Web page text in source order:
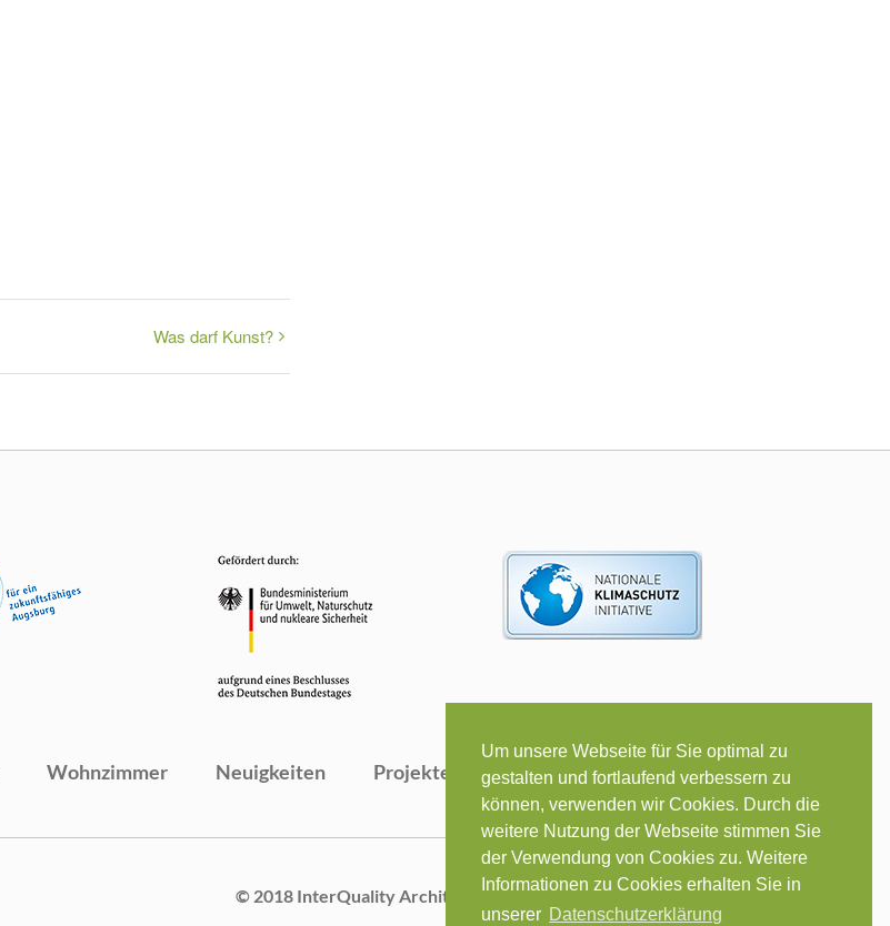
Um unsere Webseite für Sie optimal zu
gestalten und fortlaufend verbessern zu
können, verwenden wir Cookies. Durch die
weitere Nutzung der Webseite stimmen Sie
der Verwendung von Cookies zu. Weitere
Informationen zu Cookies erhalten Sie in
unserer Datenschutzerklärung
Was darf Kunst?
Wohnzimmer Neuigkeiten Projekte Kontakt
© 2018 InterQuality Architekten GmbH | Alle Rechte vorbehalten